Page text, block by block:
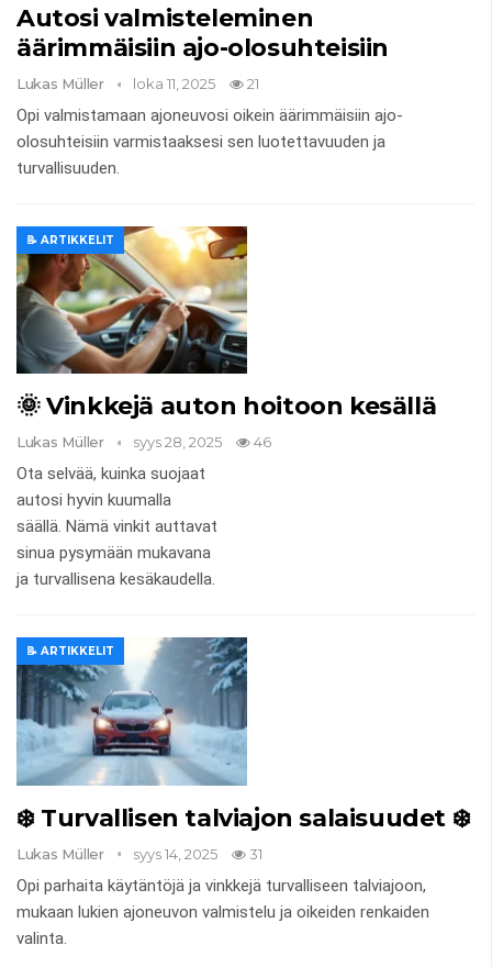
Autosi valmisteleminen
äärimmäisiin ajo-olosuhteisiin
Lukas Müller loka 11, 2025 21
Opi valmistamaan ajoneuvosi oikein äärimmäisiin ajo-
olosuhteisiin varmistaaksesi sen luotettavuuden ja
turvallisuuden.
📝 ARTIKKELIT
🌞 Vinkkejä auton hoitoon kesällä
Lukas Müller syys 28, 2025 46
Ota selvää, kuinka suojaat
autosi hyvin kuumalla
säällä. Nämä vinkit auttavat
sinua pysymään mukavana
ja turvallisena kesäkaudella.
📝 ARTIKKELIT
❄️ Turvallisen talviajon salaisuudet ❄️
Lukas Müller syys 14, 2025 31
Opi parhaita käytäntöjä ja vinkkejä turvalliseen talviajoon,
mukaan lukien ajoneuvon valmistelu ja oikeiden renkaiden
valinta.